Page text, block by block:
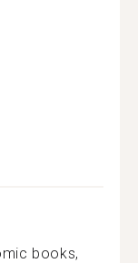
books,